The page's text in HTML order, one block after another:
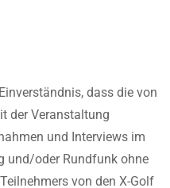
dass die von
der Veranstaltung
und Interviews im
und/oder Rundfunk ohne
von den X-Golf